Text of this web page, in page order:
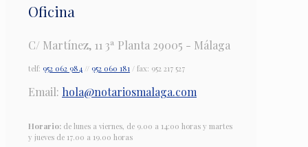
Oficina
C/ Martínez, 11 3ª Planta 29005 - Málaga
telf: 952 062 984 // 952 060 181 / fax: 952 217 527
Email: hola@notariosmalaga.com
Horario: de lunes a viernes, de 9.00 a 14:00 horas y martes
y jueves de 17.00 a 19.00 horas